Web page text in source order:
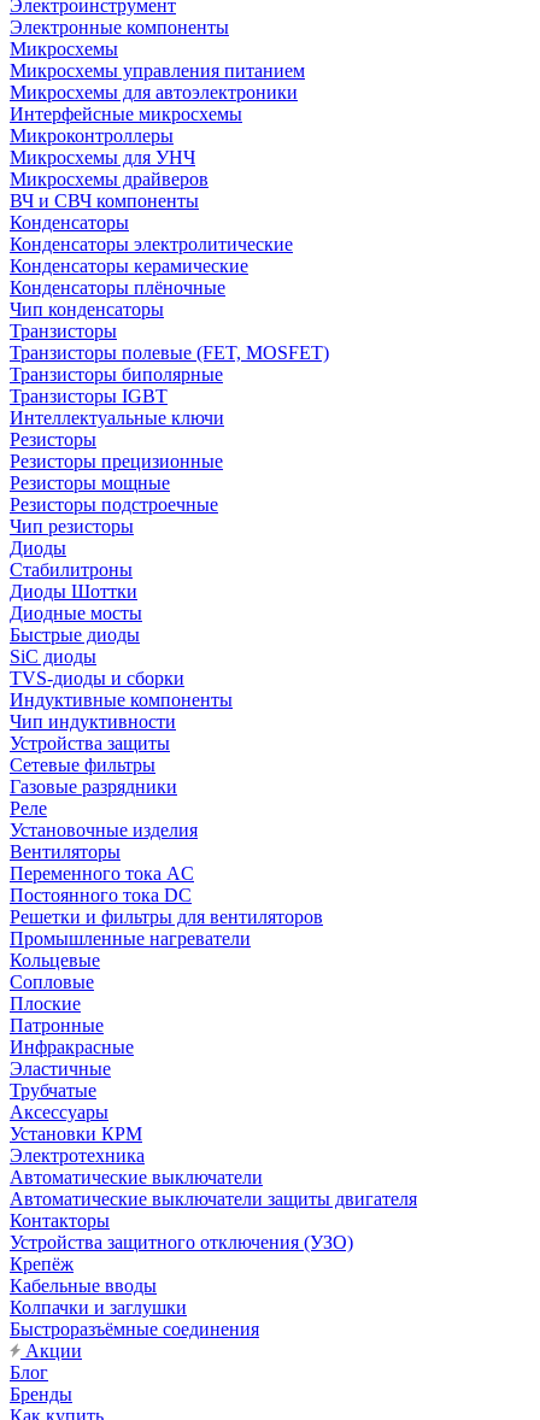
Электроинструмент
Электронные компоненты
Микросхемы
Микросхемы управления питанием
Микросхемы для автоэлектроники
Интерфейсные микросхемы
Микроконтроллеры
Микросхемы для УНЧ
Микросхемы драйверов
ВЧ и СВЧ компоненты
Конденсаторы
Конденсаторы электролитические
Конденсаторы керамические
Конденсаторы плёночные
Чип конденсаторы
Транзисторы
Транзисторы полевые (FET, MOSFET)
Транзисторы биполярные
Транзисторы IGBT
Интеллектуальные ключи
Резисторы
Резисторы прецизионные
Резисторы мощные
Резисторы подстроечные
Чип резисторы
Диоды
Стабилитроны
Диоды Шоттки
Диодные мосты
Быстрые диоды
SiC диоды
TVS-диоды и сборки
Индуктивные компоненты
Чип индуктивности
Устройства защиты
Сетевые фильтры
Газовые разрядники
Реле
Установочные изделия
Вентиляторы
Переменного тока AC
Постоянного тока DC
Решетки и фильтры для вентиляторов
Промышленные нагреватели
Кольцевые
Сопловые
Плоские
Патронные
Инфракрасные
Эластичные
Трубчатые
Аксессуары
Установки КРМ
Электротехника
Автоматические выключатели
Автоматические выключатели защиты двигателя
Контакторы
Устройства защитного отключения (УЗО)
Крепёж
Кабельные вводы
Колпачки и заглушки
Быстроразъёмные соединения
Акции
Блог
Бренды
Как купить